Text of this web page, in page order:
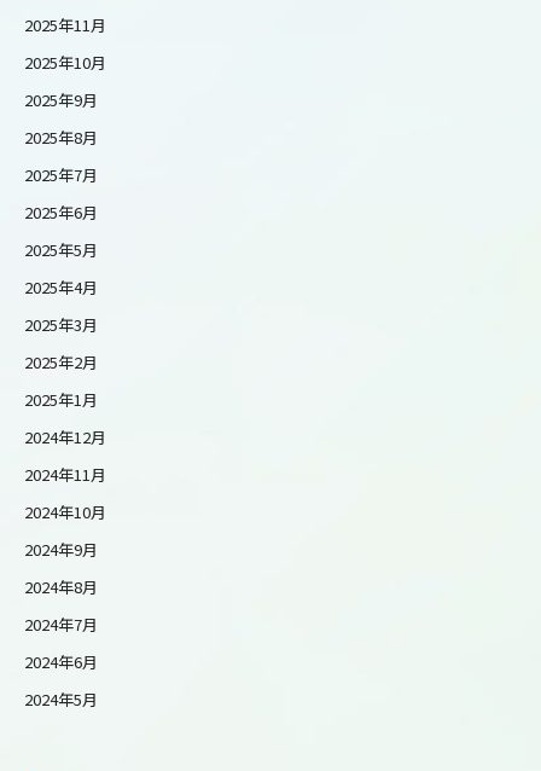
2025年11月
2025年10月
2025年9月
2025年8月
2025年7月
2025年6月
2025年5月
2025年4月
2025年3月
2025年2月
2025年1月
2024年12月
2024年11月
2024年10月
2024年9月
2024年8月
2024年7月
2024年6月
2024年5月